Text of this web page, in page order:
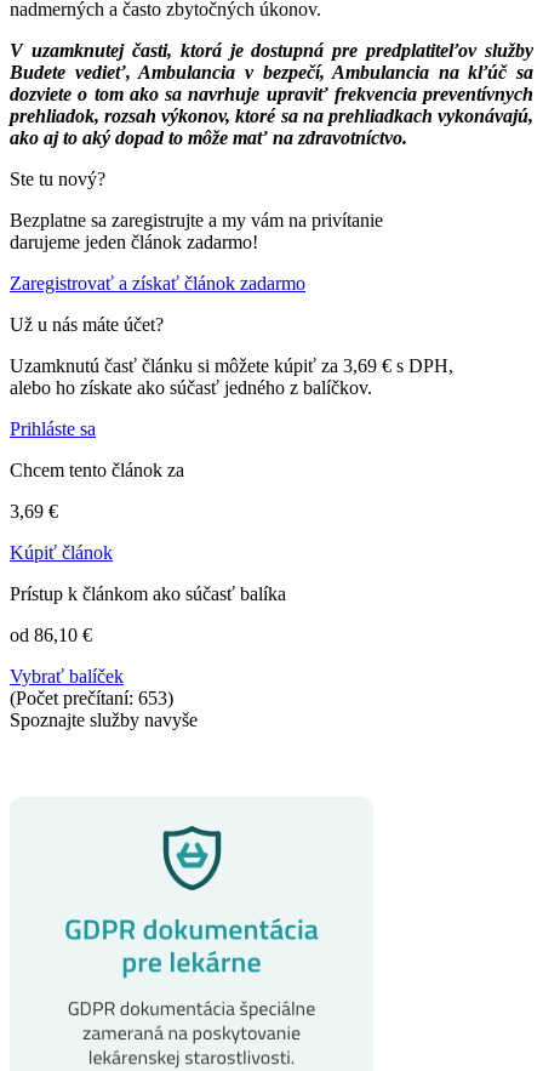
nadmerných a často zbytočných úkonov.
V uzamknutej časti, ktorá je dostupná pre predplatiteľov služby
Budete vedieť, Ambulancia v bezpečí, Ambulancia na kľúč sa
dozviete o tom ako sa navrhuje upraviť frekvencia preventívnych
prehliadok, rozsah výkonov, ktoré sa na prehliadkach vykonávajú,
ako aj to aký dopad to môže mať na zdravotníctvo.
Ste tu nový?
Bezplatne sa zaregistrujte a my vám na privítanie
darujeme jeden článok zadarmo!
Zaregistrovať a získať článok zadarmo
Už u nás máte účet?
Uzamknutú časť článku si môžete kúpiť za 3,69 € s DPH,
alebo ho získate ako súčasť jedného z balíčkov.
Prihláste sa
Chcem tento článok za
3,69 €
Kúpiť článok
Prístup k článkom ako súčasť balíka
od 86,10 €
Vybrať balíček
(Počet prečítaní: 653)
Spoznajte služby navyše